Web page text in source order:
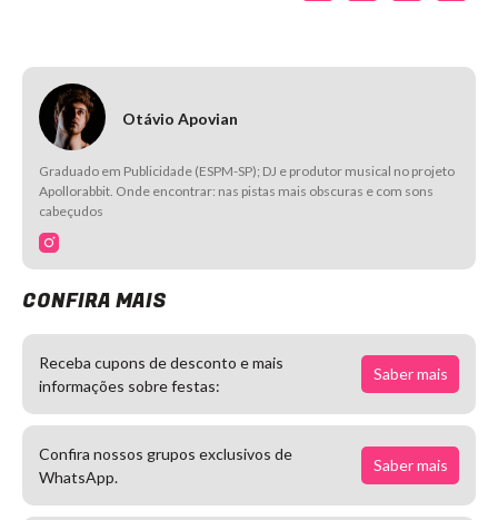
Otávio Apovian
Graduado em Publicidade (ESPM-SP); DJ e produtor musical no projeto
Apollorabbit. Onde encontrar: nas pistas mais obscuras e com sons
cabeçudos
CONFIRA MAIS
Receba cupons de desconto e mais
informações sobre festas:
Saber mais
Confira nossos grupos exclusivos de
WhatsApp.
Saber mais